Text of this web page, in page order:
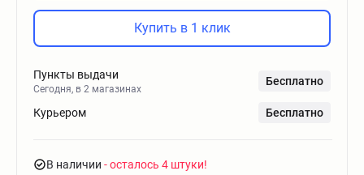
Купить в 1 клик
Пункты выдачи
Сегодня, в 2 магазинах
Бесплатно
Курьером Бесплатно
В наличии - осталось 4 штуки